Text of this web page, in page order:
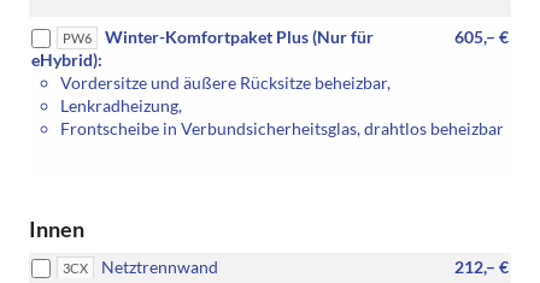
PW6 605,– €
Winter-Komfortpaket Plus (Nur für
eHybrid):
Vordersitze und äußere Rücksitze beheizbar,
Lenkradheizung,
Frontscheibe in Verbundsicherheitsglas, drahtlos beheizbar
Innen
3CX 212,– €
Netztrennwand